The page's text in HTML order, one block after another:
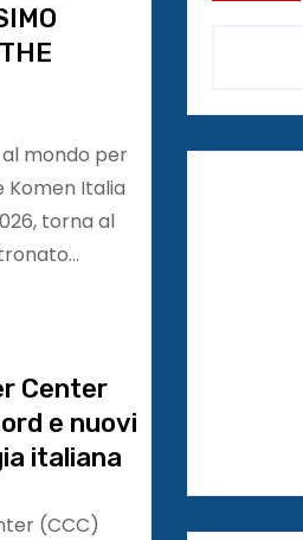
mondo per
Komen Italia
torna al
Center
e nuovi
italiana
(CCC)